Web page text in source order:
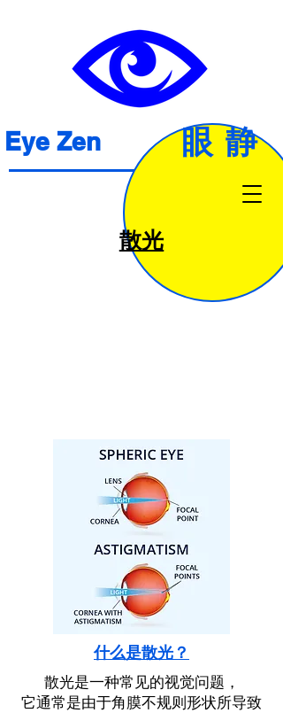
Eye Zen 眼静
散光
什么是散光？
散光是一种常见的视觉问题，
它通常是由于角膜不规则形状所导致